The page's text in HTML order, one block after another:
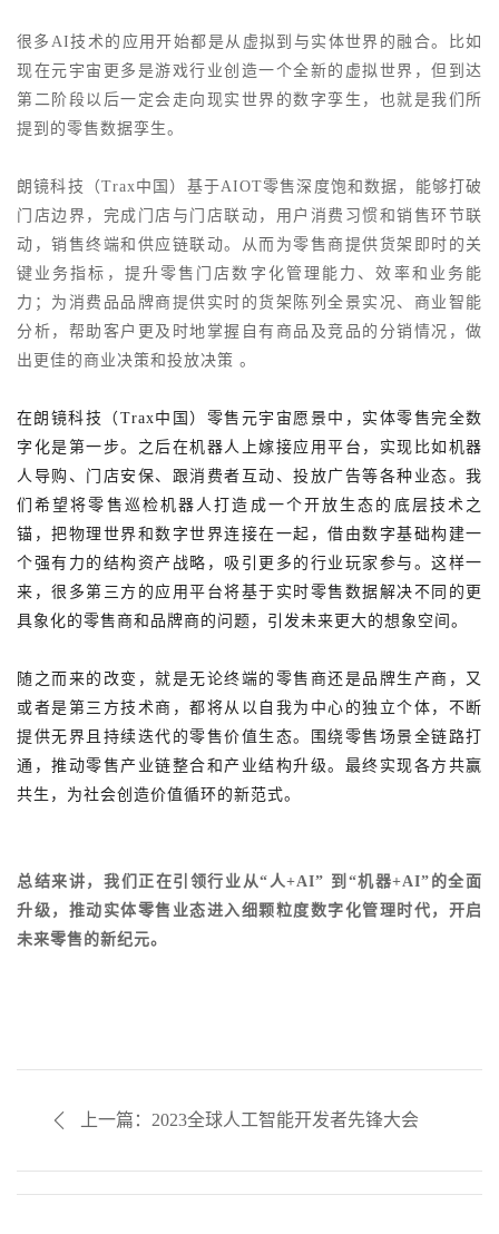
很多 AI技术的应用开始都是从虚拟到与实体世界的融合。比如
现在元宇宙更多是游戏行业创造一个全新的虚拟世界，但到达
第二阶段以后一定会走向现实世界的数字孪生，也就是我们所
提到的零售数据孪生。
朗镜科技（Trax中国）基于AIOT零售深度饱和数据，能够打破
门店边界，完成门店与门店联动，用户消费习惯和销售环节联
动，销售终端和供应链联动。从而为零售商提供货架即时的关
键业务指标，提升零售门店数字化管理能力、效率和业务能
力；为消费品品牌商提供实时的货架陈列全景实况、商业智能
分析，帮助客户更及时地掌握自有商品及竞品的分销情况，做
出更佳的商业决策和投放决策 。
在朗镜科技（ Trax中国）零售元宇宙愿景中，实体零售完全数
字化是第一步。之后在机器人上嫁接应用平台，实现比如机器
人导购、门店安保、跟消费者互动、投放广告等各种业态。我
们希望将零售巡检机器人打造成一个开放生态的底层技术之
锚，把物理世界和数字世界连接在一起，借由数字基础构建一
个强有力的结构资产战略，吸引更多的行业玩家参与。这样一
来，很多第三方的应用平台将基于实时零售数据解决不同的更
具象化的零售商和品牌商的问题，引发未来更大的想象空间。
随之而来的改变，就是无论终端的零售商还是品牌生产商，又
或者是第三方技术商，都将从以自我为中心的独立个体，不断
提供无界且持续迭代的零售价值生态。围绕零售场景全链路打
通，推动零售产业链整合和产业结构升级。最终实现各方共赢
共生，为社会创造价值循环的新范式。
总结来讲，我们正在引领行业从“人+AI” 到“机器+AI”的全面
升级， 推动实体零售业态进入细颗粒度数字化管理时代，开启
未来零售的新纪元。
上一篇：2023全球人工智能开发者先锋大会